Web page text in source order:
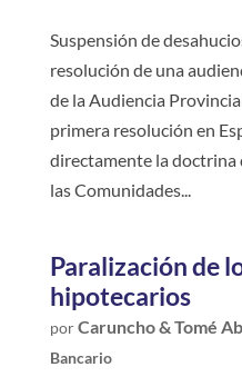
Suspensión de
resolución de una
de la Audiencia
primera resolución en
directamente la doctrina
las Comunidades...
Paralización de
hipotecarios
porCaruncho & Tomé
Bancario